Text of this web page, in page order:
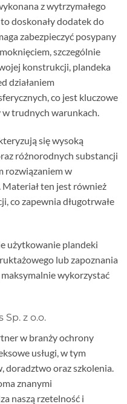
z wytrzymałego
doskonały dodatek do
zabezpieczyć posypany
szczególnie
konstrukcji, plandeka
działaniem
co jest kluczowe
trudnych warunkach.
się wysoką
różnorodnych substancji
rozwiązaniem w
ten jest również
co zapewnia długotrwałe
użytkowanie plandeki
lub zapoznania
wykorzystać
z o.o.
w branży ochrony
usługi, w tym
doradztwo oraz szkolenia.
znanymi
naszą rzetelność i